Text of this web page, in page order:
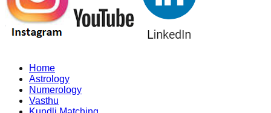
Home
Astrology
Numerology
Vasthu